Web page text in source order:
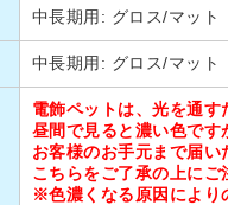
中長期用: グロス/マット
中長期用: グロス/マット
電飾ペットは、光を通す
昼間で見ると濃い色です
お客様のお手元まで届
こちらをご了承の上にご
※色濃くなる原因により